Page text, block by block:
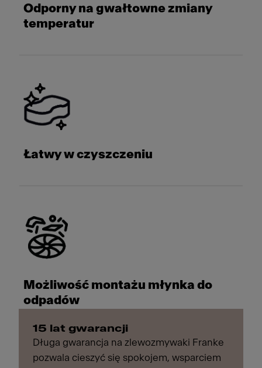
Odporny na gwałtowne zmiany
temperatur
Łatwy w czyszczeniu
Możliwość montażu młynka do
odpadów
15 lat gwarancji
Długa gwarancja na zlewozmywaki Franke
pozwala cieszyć się spokojem, wsparciem